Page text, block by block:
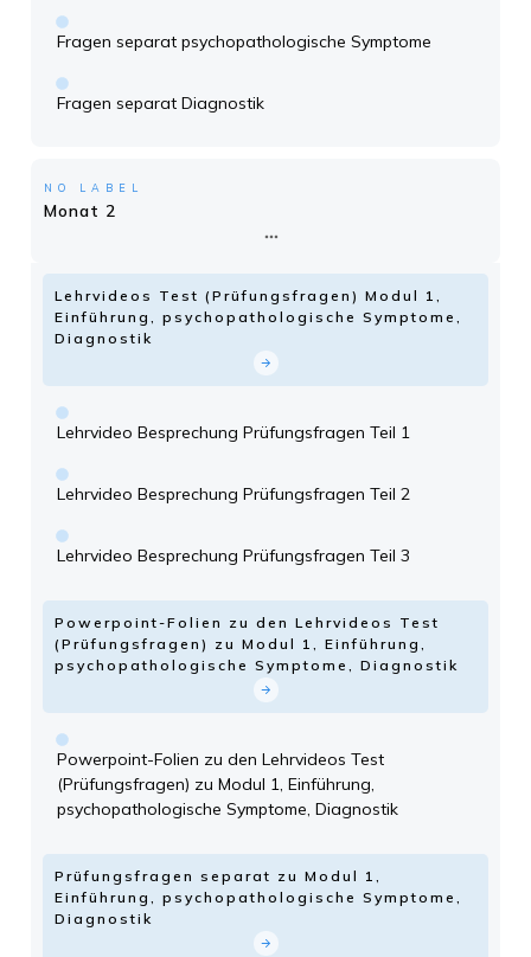
Fragen separat psychopathologische Symptome
Fragen separat Diagnostik
NO LABEL
Monat 2
Lehrvideos Test (Prüfungsfragen) Modul 1,
Einführung, psychopathologische Symptome,
Diagnostik
Lehrvideo Besprechung Prüfungsfragen Teil 1
Lehrvideo Besprechung Prüfungsfragen Teil 2
Lehrvideo Besprechung Prüfungsfragen Teil 3
Powerpoint-Folien zu den Lehrvideos Test
(Prüfungsfragen) zu Modul 1, Einführung,
psychopathologische Symptome, Diagnostik
Powerpoint-Folien zu den Lehrvideos Test
(Prüfungsfragen) zu Modul 1, Einführung,
psychopathologische Symptome, Diagnostik
Prüfungsfragen separat zu Modul 1,
Einführung, psychopathologische Symptome,
Diagnostik